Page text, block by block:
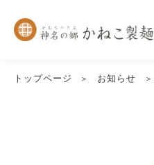
トップページ お知らせ